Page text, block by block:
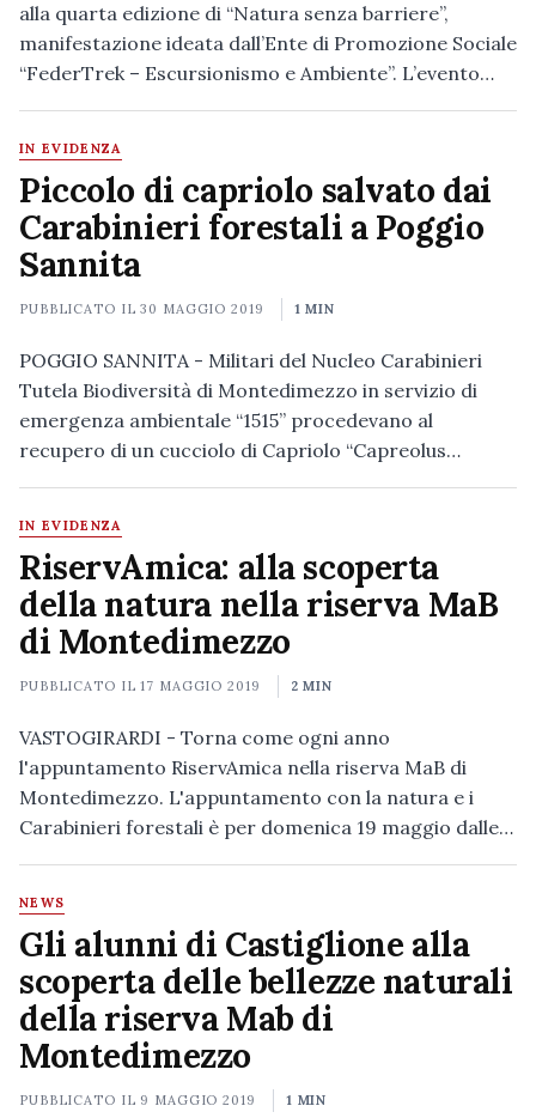
alla quarta edizione di “Natura senza barriere”,
manifestazione ideata dall’Ente di Promozione Sociale
“FederTrek – Escursionismo e Ambiente”. L’evento…
IN EVIDENZA
Piccolo di capriolo salvato dai
Carabinieri forestali a Poggio
Sannita
PUBBLICATO IL30 MAGGIO 2019 1 MIN
POGGIO SANNITA - Militari del Nucleo Carabinieri
Tutela Biodiversità di Montedimezzo in servizio di
emergenza ambientale “1515” procedevano al
recupero di un cucciolo di Capriolo “Capreolus…
IN EVIDENZA
RiservAmica: alla scoperta
della natura nella riserva MaB
di Montedimezzo
PUBBLICATO IL17 MAGGIO 2019 2 MIN
VASTOGIRARDI - Torna come ogni anno
l'appuntamento RiservAmica nella riserva MaB di
Montedimezzo. L'appuntamento con la natura e i
Carabinieri forestali è per domenica 19 maggio dalle…
NEWS
Gli alunni di Castiglione alla
scoperta delle bellezze naturali
della riserva Mab di
Montedimezzo
PUBBLICATO IL 9 MAGGIO 2019 1 MIN